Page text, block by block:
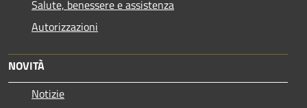
Salute, benessere e assistenza
Autorizzazioni
NOVITÀ
Notizie